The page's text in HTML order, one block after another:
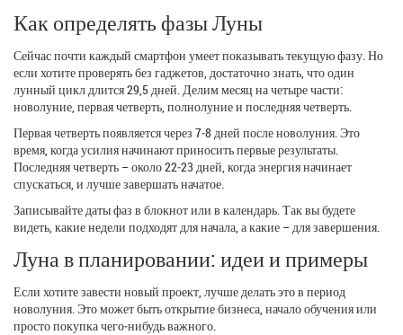
Как определять фазы Луны
Сейчас почти каждый смартфон умеет показывать текущую фазу. Но
если хотите проверять без гаджетов, достаточно знать, что один
лунный цикл длится 29,5 дней. Делим месяц на четыре части:
новолуние, первая четверть, полнолуние и последняя четверть.
Первая четверть появляется через 7‑8 дней после новолуния. Это
время, когда усилия начинают приносить первые результаты.
Последняя четверть – около 22‑23 дней, когда энергия начинает
спускаться, и лучше завершать начатое.
Записывайте даты фаз в блокнот или в календарь. Так вы будете
видеть, какие недели подходят для начала, а какие – для завершения.
Луна в планировании: идеи и примеры
Если хотите завести новый проект, лучше делать это в период
новолуния. Это может быть открытие бизнеса, начало обучения или
просто покупка чего‑нибудь важного.